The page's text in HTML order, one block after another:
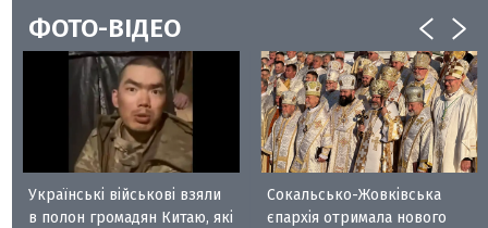
ФОТО-ВІДЕО
Українські військові взяли
в полон громадян Китаю, які
Сокальсько-Жовківська
єпархія отримала нового